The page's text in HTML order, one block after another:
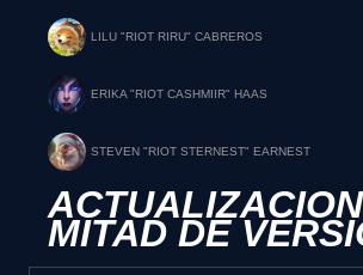
LILU "RIOT RIRU" CABREROS
ERIKA "RIOT CASHMIIR" HAAS
STEVEN "RIOT STERNEST" EARNEST
MITAD DE